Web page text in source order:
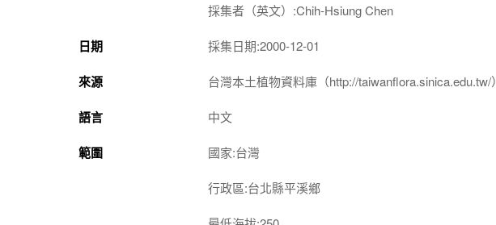
採集者（英文）:Chih-Hsiung Chen
日期 採集日期:2000-12-01
來源 台灣本土植物資料庫（http://taiwanflora.sinica.edu.tw/）
語言 中文
範圍 國家:台灣
行政區:台北縣平溪鄉